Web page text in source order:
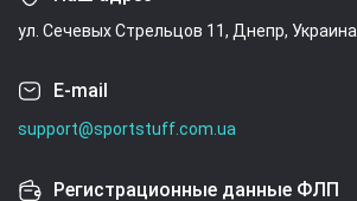
ул. Сечевых Стрельцов 11, Днепр, Украина
E-mail
support@sportstuff.com.ua
Регистрационные данные ФЛП